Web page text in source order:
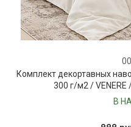
Комплект декортавных
300 г/м2 /
В